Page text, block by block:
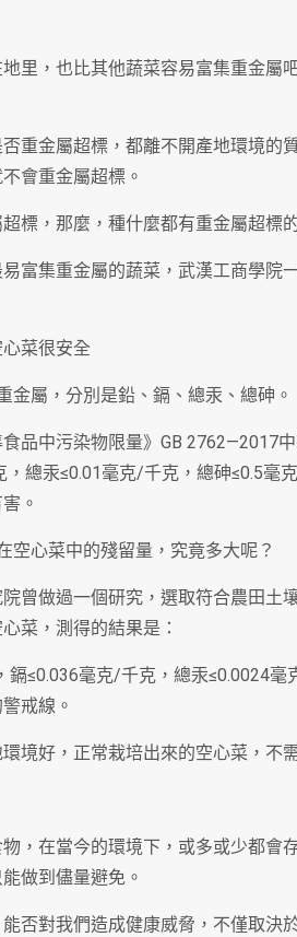
地里，也比其他蔬菜容易富集重金屬
重金屬超標，都離不開產地環境的
會重金屬超標。
標，那麼，種什麼都有重金屬超標
富集重金屬的蔬菜，武漢工商學院
菜很安全
金屬，分別是鉛、鎘、總汞、總砷。
食品中污染物限量》GB 2762—2017
，總汞≤0.01毫克/千克，總砷≤0.5毫
。
空心菜中的殘留量，究竟多大呢？
曾做過一個研究，選取符合農田土
菜，測得的結果是：
鎘≤0.036毫克/千克，總汞≤0.0024
戒線。
境好，正常栽培出來的空心菜，不
，在當今的環境下，或多或少都會
做到儘量避免。
否對我們造成健康威脅，不僅取決